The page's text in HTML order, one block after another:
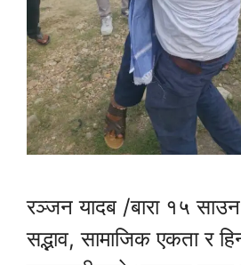
रञ्जन यादब /बारा १५ साउन
सद्भाव, सामाजिक एकता र